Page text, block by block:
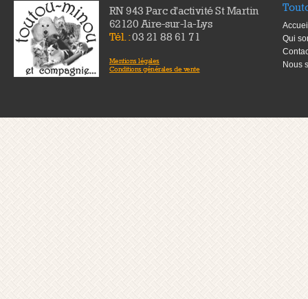
RN 943 Parc d'activité St Martin
62120 Aire-sur-la-Lys
Tél. :03 21 88 61 71
Mentions légales
Conditions générales de vente
Qui
Nous